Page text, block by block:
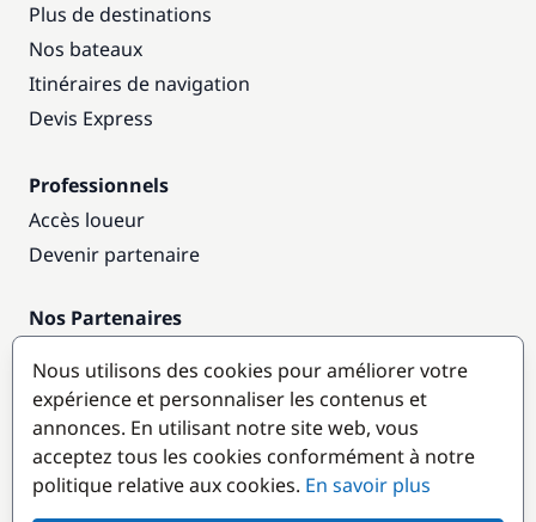
Plus de destinations
Nos bateaux
Itinéraires de navigation
Devis Express
Professionnels
Accès loueur
Devenir partenaire
Nos Partenaires
Destinations populaires
Nous utilisons des cookies pour améliorer votre
expérience et personnaliser les contenus et
annonces. En utilisant notre site web, vous
acceptez tous les cookies conformément à notre
politique relative aux cookies. En savoir plus